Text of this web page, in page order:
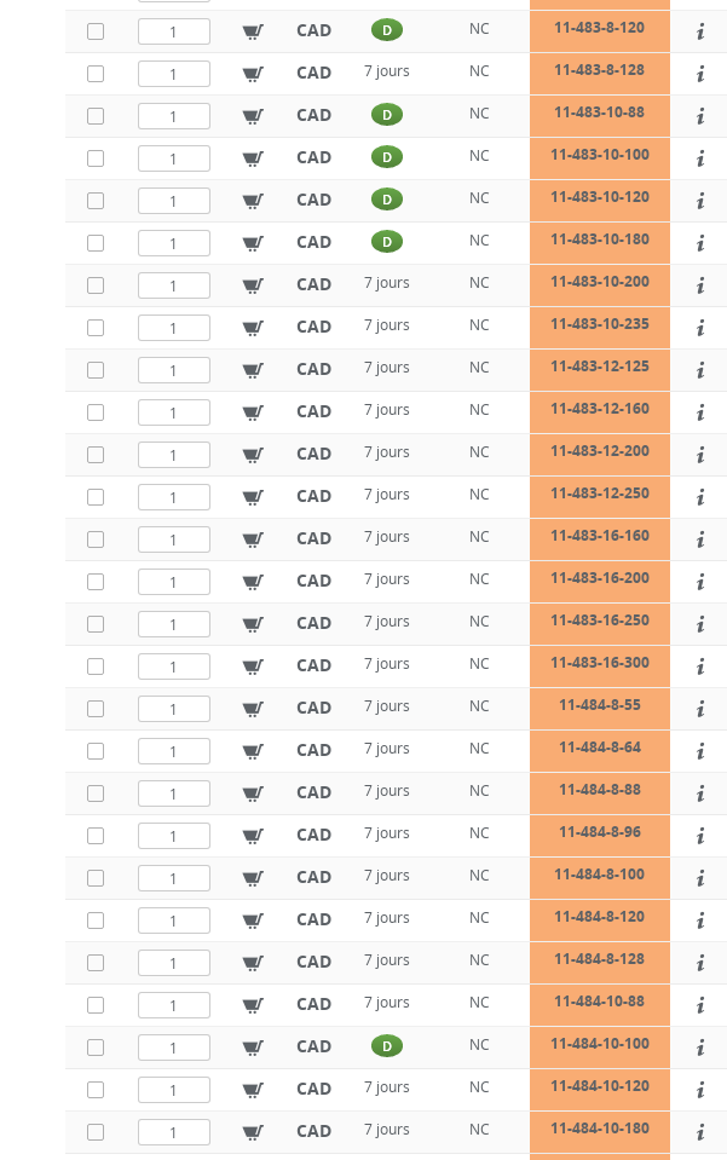
CAD D NC 11-483-8-120
CAD 7 jours NC 11-483-8-128
CAD D NC 11-483-10-88
CAD D NC 11-483-10-100
CAD D NC 11-483-10-120
CAD D NC 11-483-10-180
CAD 7 jours NC 11-483-10-200
CAD 7 jours NC 11-483-10-235
CAD 7 jours NC 11-483-12-125
CAD 7 jours NC 11-483-12-160
CAD 7 jours NC 11-483-12-200
CAD 7 jours NC 11-483-12-250
CAD 7 jours NC 11-483-16-160
CAD 7 jours NC 11-483-16-200
CAD 7 jours NC 11-483-16-250
CAD 7 jours NC 11-483-16-300
CAD 7 jours NC 11-484-8-55
CAD 7 jours NC 11-484-8-64
CAD 7 jours NC 11-484-8-88
CAD 7 jours NC 11-484-8-96
CAD 7 jours NC 11-484-8-100
CAD 7 jours NC 11-484-8-120
CAD 7 jours NC 11-484-8-128
CAD 7 jours NC 11-484-10-88
CAD D NC 11-484-10-100
CAD 7 jours NC 11-484-10-120
CAD 7 jours NC 11-484-10-180